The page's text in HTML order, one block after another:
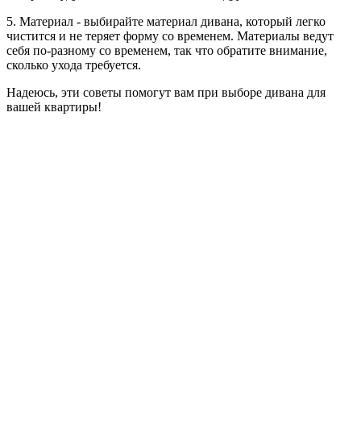
5. Материал - выбирайте материал дивана, который легко
чистится и не теряет форму со временем. Материалы ведут
себя по-разному со временем, так что обратите внимание,
сколько ухода требуется.
Надеюсь, эти советы помогут вам при выборе дивана для
вашей квартиры!